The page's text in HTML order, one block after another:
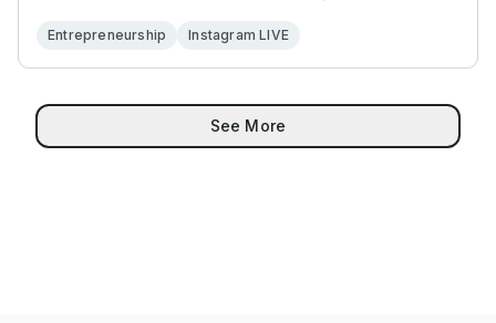
Entrepreneurship Instagram LIVE
See More